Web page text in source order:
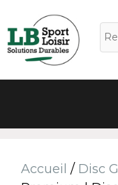
Accueil / Disc